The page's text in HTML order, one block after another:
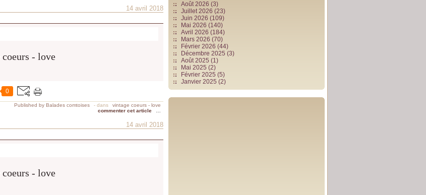
14 avril 2018
0
Published by Balades comtoises - dans
vintage coeurs - love
commenter cet article
14 avril 2018
Août 2026 (3)
Juillet 2026 (23)
Juin 2026 (109)
Mai 2026 (140)
Avril 2026 (184)
Mars 2026 (70)
Février 2026 (44)
Décembre 2025 (3)
Août 2025 (1)
Mai 2025 (2)
Février 2025 (5)
Janvier 2025 (2)